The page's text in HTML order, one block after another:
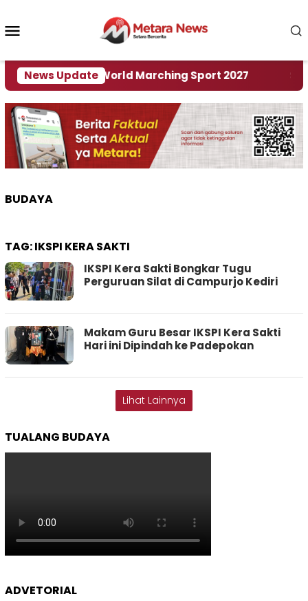
konten
News Update
Rumah World Marching Sport 2027 ‎Soal
BUDAYA
TAG:IKSPI KERA SAKTI
IKSPI Kera Sakti Bongkar Tugu
Perguruan Silat di Campurjo Kediri
Makam Guru Besar IKSPI Kera Sakti
Hari ini Dipindah ke Padepokan
Lihat Lainnya
TUALANG BUDAYA
ADVETORIAL